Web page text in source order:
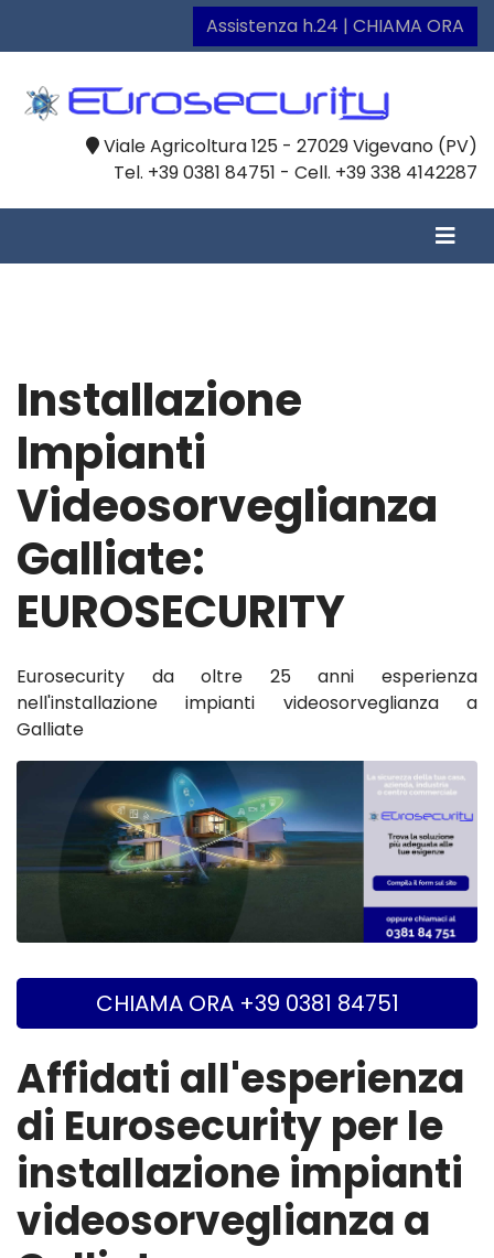
Assistenza h.24 | CHIAMA ORA
Viale Agricoltura 125 - 27029 Vigevano (PV)
Tel. +39 0381 84751 - Cell. +39 338 4142287
Installazione
Impianti
Videosorveglianza
Galliate:
EUROSECURITY
Eurosecurity da oltre 25 anni esperienza
nell'installazione impianti videosorveglianza a
Galliate
CHIAMA ORA +39 0381 84751
Affidati all'esperienza
di Eurosecurity per le
installazione impianti
videosorveglianza a